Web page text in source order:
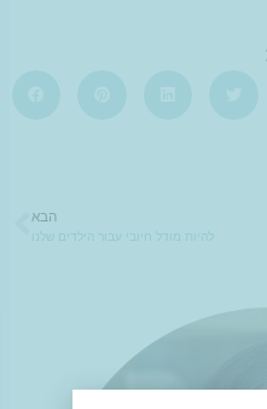
הבא
להיות מודל חיובי עבור הילדים שלנו
הבא